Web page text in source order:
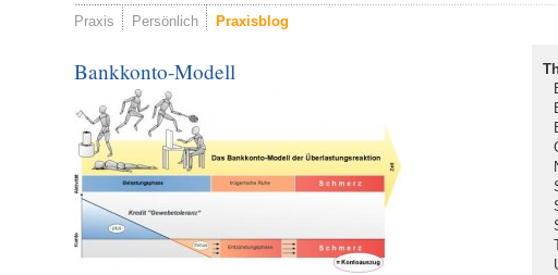
Praxis Persönlich Praxisblog
Bankkonto-Modell